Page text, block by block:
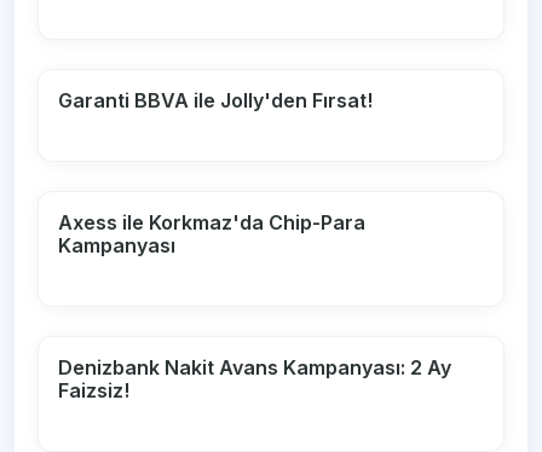
Garanti BBVA ile Jolly'den Fırsat!
Axess ile Korkmaz'da Chip-Para
Kampanyası
Denizbank Nakit Avans Kampanyası: 2 Ay
Faizsiz!